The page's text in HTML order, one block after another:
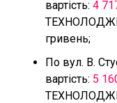
вартість: 4
гривень;
По вул. В.
вартість: 5